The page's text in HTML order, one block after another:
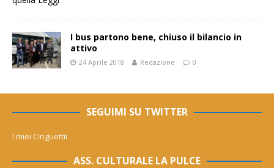
I bus partono bene, chiuso il bilancio in
attivo
24 Aprile 2018 Redazione 0
SEGUIMI SU TWITTER
I miei Cinguettii
ASS. CULTURALE LA PULCE